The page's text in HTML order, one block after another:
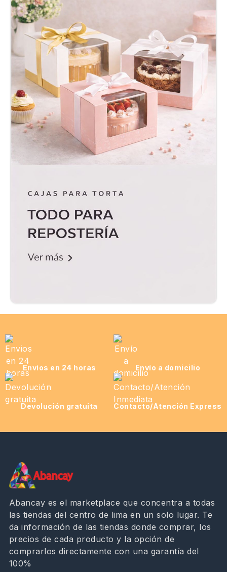
Envíos en 24 horas Envío a domicilio
Devolución gratuita Contacto/Atención Express
Abancay es el marketplace que concentra a todas
las tiendas del centro de lima en un solo lugar. Te
da información de las tiendas donde comprar, los
precios de cada producto y la opción de
comprarlos directamente con una garantía del
100%